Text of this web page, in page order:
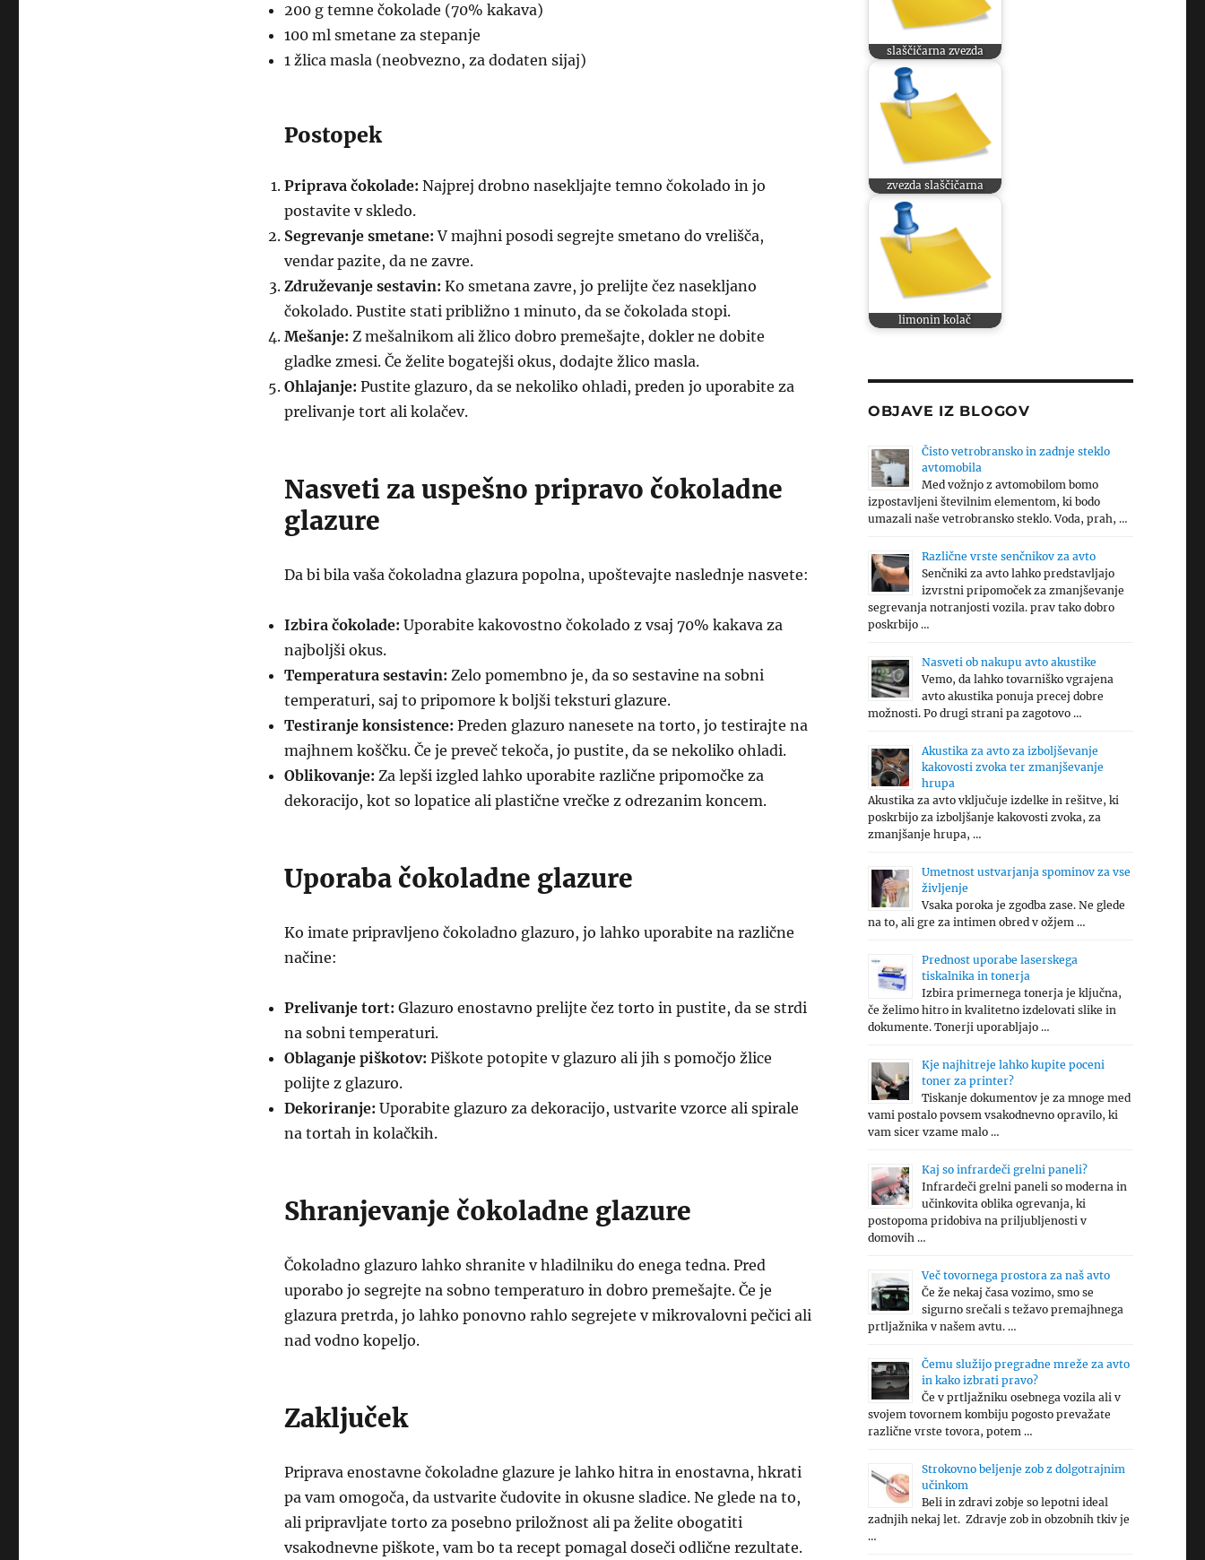
200 g temne čokolade (70% kakava)
100 ml smetane za stepanje
1 žlica masla (neobvezno, za dodaten sijaj)
Postopek
Priprava čokolade: Najprej drobno nasekljajte temno čokolado in jo
postavite v skledo.
Segrevanje smetane: V majhni posodi segrejte smetano do vrelišča,
vendar pazite, da ne zavre.
Združevanje sestavin: Ko smetana zavre, jo prelijte čez nasekljano
čokolado. Pustite stati približno 1 minuto, da se čokolada stopi.
Mešanje: Z mešalnikom ali žlico dobro premešajte, dokler ne dobite
gladke zmesi. Če želite bogatejši okus, dodajte žlico masla.
Ohlajanje: Pustite glazuro, da se nekoliko ohladi, preden jo uporabite za
prelivanje tort ali kolačev.
Nasveti za uspešno pripravo čokoladne
glazure
Da bi bila vaša čokoladna glazura popolna, upoštevajte naslednje nasvete:
Izbira čokolade: Uporabite kakovostno čokolado z vsaj 70% kakava za
najboljši okus.
Temperatura sestavin: Zelo pomembno je, da so sestavine na sobni
temperaturi, saj to pripomore k boljši teksturi glazure.
Testiranje konsistence: Preden glazuro nanesete na torto, jo testirajte na
majhnem koščku. Če je preveč tekoča, jo pustite, da se nekoliko ohladi.
Oblikovanje: Za lepši izgled lahko uporabite različne pripomočke za
dekoracijo, kot so lopatice ali plastične vrečke z odrezanim koncem.
Uporaba čokoladne glazure
Ko imate pripravljeno čokoladno glazuro, jo lahko uporabite na različne
načine:
Prelivanje tort: Glazuro enostavno prelijte čez torto in pustite, da se strdi
na sobni temperaturi.
Oblaganje piškotov: Piškote potopite v glazuro ali jih s pomočjo žlice
polijte z glazuro.
Dekoriranje: Uporabite glazuro za dekoracijo, ustvarite vzorce ali spirale
na tortah in kolačkih.
Shranjevanje čokoladne glazure
Čokoladno glazuro lahko shranite v hladilniku do enega tedna. Pred
uporabo jo segrejte na sobno temperaturo in dobro premešajte. Če je
glazura pretrda, jo lahko ponovno rahlo segrejete v mikrovalovni pečici ali
nad vodno kopeljo.
Zaključek
Priprava enostavne čokoladne glazure je lahko hitra in enostavna, hkrati
pa vam omogoča, da ustvarite čudovite in okusne sladice. Ne glede na to,
ali pripravljate torto za posebno priložnost ali pa želite obogatiti
vsakodnevne piškote, vam bo ta recept pomagal doseči odlične rezultate.
slaščičarna zvezda
zvezda slaščičarna
limonin kolač
OBJAVE IZ BLOGOV
Čisto vetrobransko in zadnje steklo
avtomobila
Med vožnjo z avtomobilom bomo
izpostavljeni številnim elementom, ki bodo
umazali naše vetrobransko steklo. Voda, prah, …
Različne vrste senčnikov za avto
Senčniki za avto lahko predstavljajo
izvrstni pripomoček za zmanjševanje
segrevanja notranjosti vozila. prav tako dobro
poskrbijo …
Nasveti ob nakupu avto akustike
Vemo, da lahko tovarniško vgrajena
avto akustika ponuja precej dobre
možnosti. Po drugi strani pa zagotovo …
Akustika za avto za izboljševanje
kakovosti zvoka ter zmanjševanje
hrupa
Akustika za avto vključuje izdelke in rešitve, ki
poskrbijo za izboljšanje kakovosti zvoka, za
zmanjšanje hrupa, …
Umetnost ustvarjanja spominov za vse
življenje
Vsaka poroka je zgodba zase. Ne glede
na to, ali gre za intimen obred v ožjem …
Prednost uporabe laserskega
tiskalnika in tonerja
Izbira primernega tonerja je ključna,
če želimo hitro in kvalitetno izdelovati slike in
dokumente. Tonerji uporabljajo …
Kje najhitreje lahko kupite poceni
toner za printer?
Tiskanje dokumentov je za mnoge med
vami postalo povsem vsakodnevno opravilo, ki
vam sicer vzame malo …
Kaj so infrardeči grelni paneli?
Infrardeči grelni paneli so moderna in
učinkovita oblika ogrevanja, ki
postopoma pridobiva na priljubljenosti v
domovih …
Več tovornega prostora za naš avto
Če že nekaj časa vozimo, smo se
sigurno srečali s težavo premajhnega
prtljažnika v našem avtu. …
Čemu služijo pregradne mreže za avto
in kako izbrati pravo?
Če v prtljažniku osebnega vozila ali v
svojem tovornem kombiju pogosto prevažate
različne vrste tovora, potem …
Strokovno beljenje zob z dolgotrajnim
učinkom
Beli in zdravi zobje so lepotni ideal
zadnjih nekaj let. Zdravje zob in obzobnih tkiv je
…